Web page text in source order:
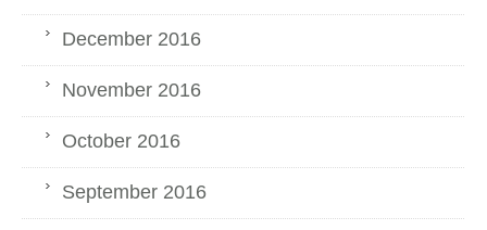
December 2016
November 2016
October 2016
September 2016